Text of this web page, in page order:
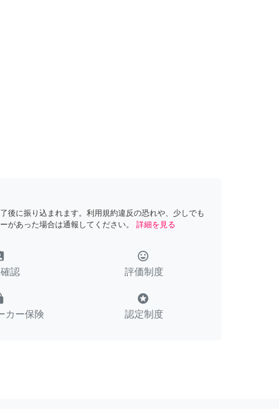
後に振り込まれます。利用規約違反の恐れや、少しでも
があった場合は通報してください。
詳細を見る
認
tag_faces
評価制度
カー保険
stars
認定制度